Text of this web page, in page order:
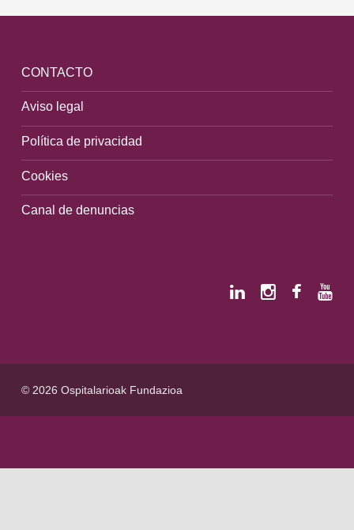
CONTACTO
Aviso legal
Política de privacidad
Cookies
Canal de denuncias
© 2026 Ospitalarioak Fundazioa